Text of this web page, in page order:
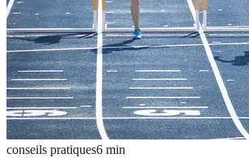
conseils pratiques6 min